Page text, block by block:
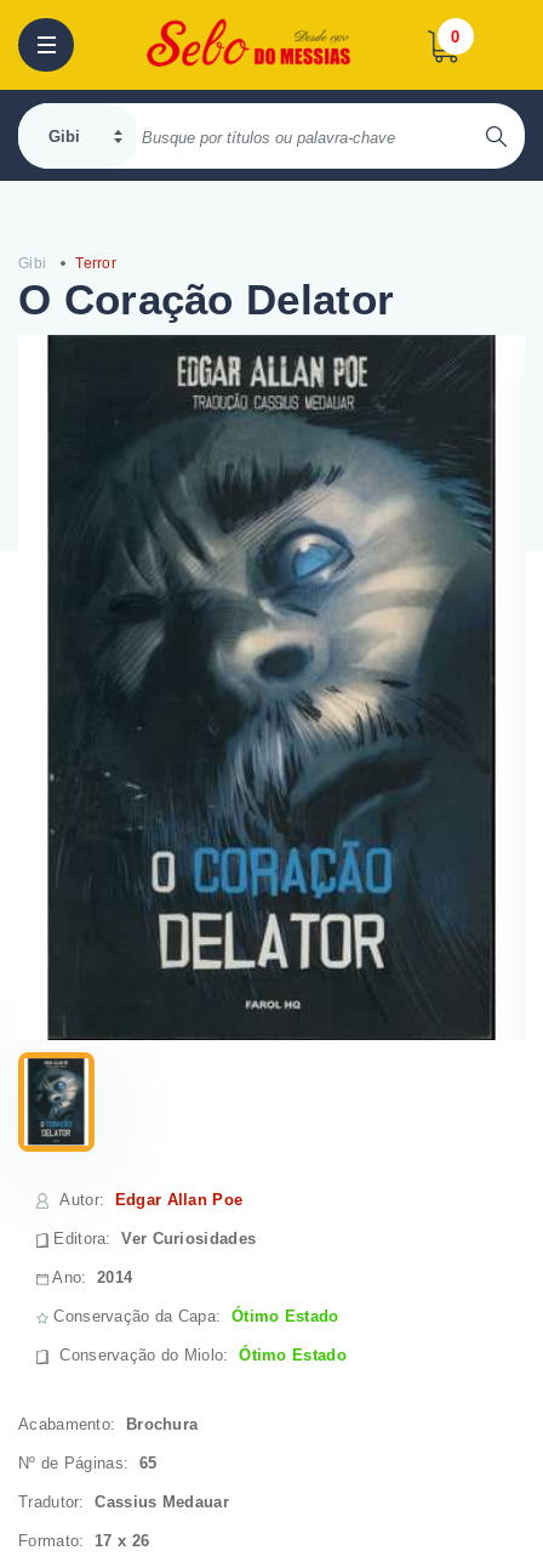
0
Gibi Terror
O Coração Delator
Autor: Edgar Allan Poe
Editora:Ver Curiosidades
Ano:2014
Conservação da Capa: Ótimo Estado
Conservação do Miolo:Ótimo Estado
Acabamento: Brochura
Nº de Páginas: 65
Tradutor:Cassius Medauar
Formato: 17 x 26